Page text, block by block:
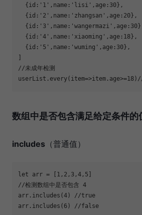
  {
id : '1' , name : 'lisi' , age : 30
  {
id : '2' , name : 'zhangsan' , age : 20
  {
id : '3' , name : 'wangermazi' , age : 30
  {
id : '4' , name : 'xiaoming' , age : 18
  {
id : '5' , name : 'wuming' , age : 30
//未成年检测
userList.every( item=>item.age>=18 )
数组中是否包含满足给定条件的
includes （普通值）
let arr = [ 1 , 2 , 3 ,4 , 5
//检测数组中是否包含 4
arr.includes(4 ) //true
arr.includes( 6 ) //false